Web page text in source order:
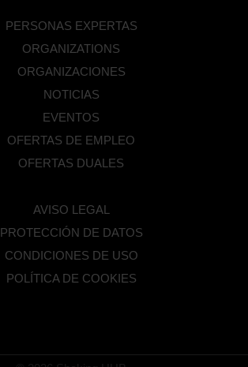
PERSONAS EXPERTAS
ORGANIZATIONS
ORGANIZACIONES
NOTICIAS
EVENTOS
OFERTAS DE EMPLEO
OFERTAS DUALES
AVISO LEGAL
PROTECCIÓN DE DATOS
CONDICIONES DE USO
POLÍTICA DE COOKIES